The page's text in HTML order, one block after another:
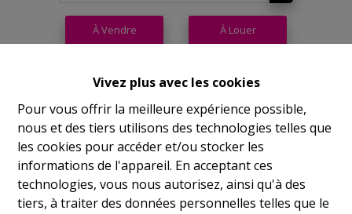
Vivez plus avec les cookies
Pour vous offrir la meilleure expérience possible,
nous et des tiers utilisons des technologies telles que
les cookies pour accéder et/ou stocker les
informations de l'appareil. En acceptant ces
technologies, vous nous autorisez, ainsi qu'à des
tiers, à traiter des données personnelles telles que le
À Vendre À Louer
Philippeville
Rue de France, 37
Lu
14h-17h